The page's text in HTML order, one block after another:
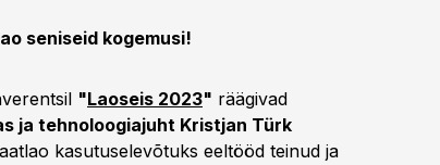
seniseid kogemusi!
"Laoseis 2023" räägivad
ja tehnoloogiajuht Kristjan Türk
kasutuselevõtuks eeltööd teinud ja